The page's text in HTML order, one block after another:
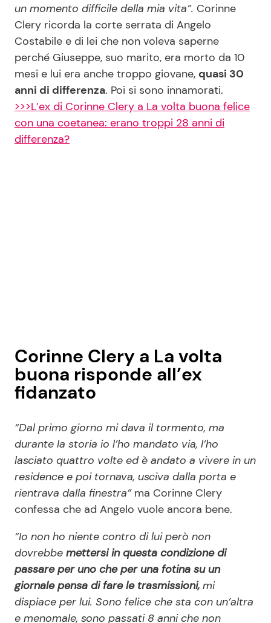
Contattaci
Pubblicità
Privacy Policy
un momento difficile della mia vita”. Corinne
Clery ricorda la corte serrata di Angelo
Costabile e di lei che non voleva saperne
perché Giuseppe, suo marito, era morto da 10
mesi e lui era anche troppo giovane, quasi 30
anni di differenza. Poi si sono innamorati.
>>>L’ex di Corinne Clery a La volta buona felice
con una coetanea: erano troppi 28 anni di
differenza?
Corinne Clery a La volta
buona risponde all’ex
fidanzato
“Dal primo giorno mi dava il tormento, ma
durante la storia io l’ho mandato via, l’ho
lasciato quattro volte ed è andato a vivere in un
residence e poi tornava, usciva dalla porta e
rientrava dalla finestra” ma Corinne Clery
confessa che ad Angelo vuole ancora bene.
“Io non ho niente contro di lui però non
dovrebbe mettersi in questa condizione di
passare per uno che per una fotina su un
giornale pensa di fare le trasmissioni, mi
dispiace per lui. Sono felice che sta con un’altra
e menomale, sono passati 8 anni che non